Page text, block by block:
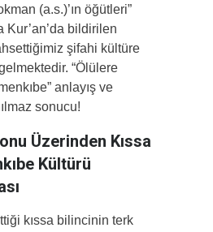
(a.s.)’ın öğütleri”
bildirilen
şifahi kültüre
“Ölülere
anlayış ve
sonucu!
Üzerinden Kıssa
Kültürü
kıssa bilincinin terk